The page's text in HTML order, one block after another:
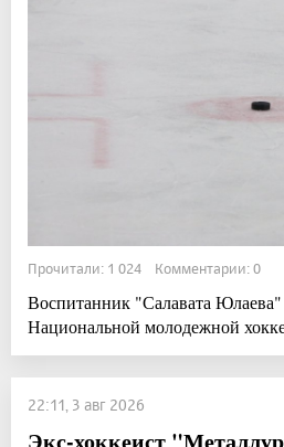
Прочитали: 1 024 Комментарии: 0
Воспитанник "Салавата
Национальной молодежной
22:11, 3 авг 2026